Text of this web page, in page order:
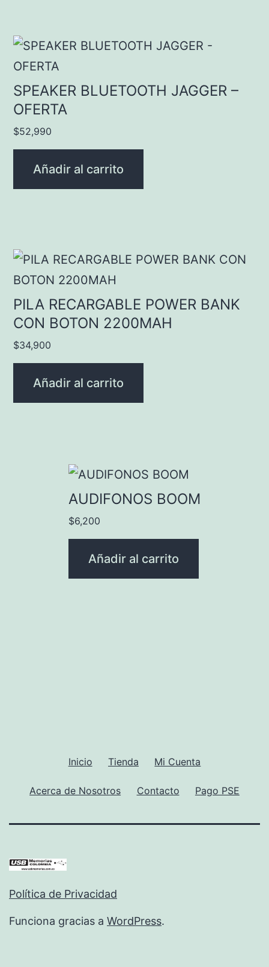
SPEAKER BLUETOOTH JAGGER –
OFERTA
$52,990
Añadir al carrito
PILA RECARGABLE POWER BANK
CON BOTON 2200MAH
$34,900
Añadir al carrito
AUDIFONOS BOOM
$6,200
Añadir al carrito
Inicio Tienda Mi Cuenta
Acerca de Nosotros Contacto Pago PSE
Política de Privacidad
Funciona gracias a WordPress.